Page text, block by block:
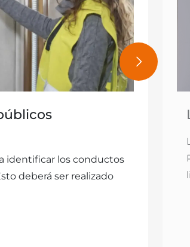
identificar los conductos
deberá ser realizado